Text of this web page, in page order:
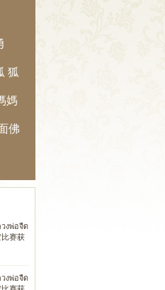
狐
媽
佛
งพ่อจืด
赛获
งพ่อจืด